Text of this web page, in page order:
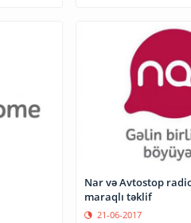
Nar və Avtostop
maraqlı təklif
21-06-2017